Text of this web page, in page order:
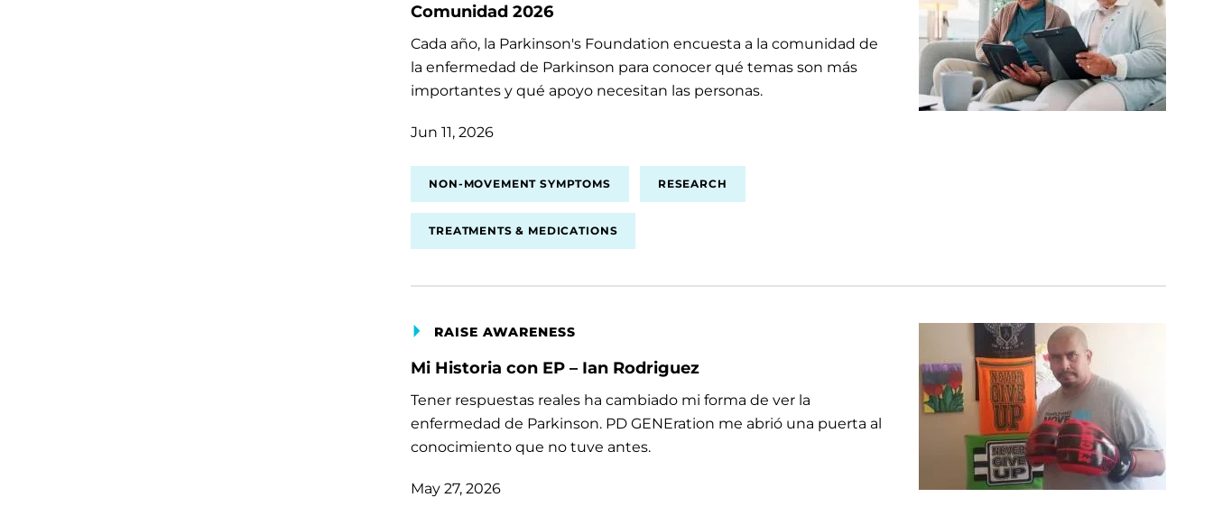
Comunidad 2026
Cada año, la Parkinson's Foundation encuesta a la comunidad de
la enfermedad de Parkinson para conocer qué temas son más
importantes y qué apoyo necesitan las personas.
Jun 11, 2026
NON-MOVEMENT SYMPTOMS RESEARCH
TREATMENTS & MEDICATIONS
RAISE AWARENESS
Mi Historia con EP – Ian Rodriguez
Tener respuestas reales ha cambiado mi forma de ver la
enfermedad de Parkinson. PD GENEration me abrió una puerta al
conocimiento que no tuve antes.
May 27, 2026